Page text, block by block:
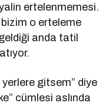
ertelenmemesi.
o erteleme
anda tatil
yerlere gitsem” diye
cümlesi aslında